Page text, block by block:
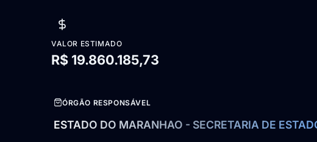
VALOR ESTIMADO
R$ 19.860.185,73
ÓRGÃO RESPONSÁVEL
ESTADO DO MARANHAO - SECRETARIA DE